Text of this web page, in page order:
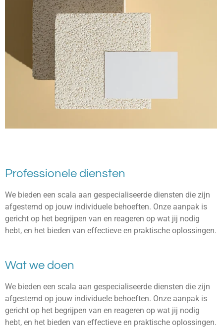
Professionele diensten
We bieden een scala aan gespecialiseerde diensten die zijn
afgestemd op jouw individuele behoeften. Onze aanpak is
gericht op het begrijpen van en reageren op wat jij nodig
hebt, en het bieden van effectieve en praktische oplossingen.
Wat we doen
We bieden een scala aan gespecialiseerde diensten die zijn
afgestemd op jouw individuele behoeften. Onze aanpak is
gericht op het begrijpen van en reageren op wat jij nodig
hebt, en het bieden van effectieve en praktische oplossingen.